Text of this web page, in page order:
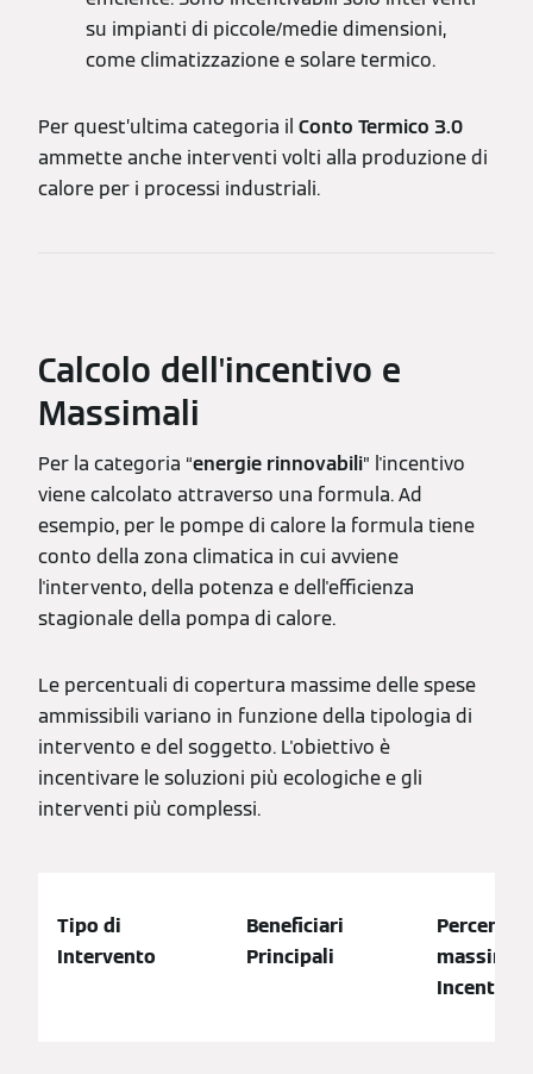
su impianti di piccole/medie dimensioni,
come climatizzazione e solare termico.
Per quest’ultima categoria il Conto Termico 3.0
ammette anche interventi volti alla produzione di
calore per i processi industriali.
Calcolo dell'incentivo e
Massimali
Per la categoria “energie rinnovabili” l'incentivo
viene calcolato attraverso una formula. Ad
esempio, per le pompe di calore la formula tiene
conto della zona climatica in cui avviene
l'intervento, della potenza e dell'efficienza
stagionale della pompa di calore.
Le percentuali di copertura massime delle spese
ammissibili variano in funzione della tipologia di
intervento e del soggetto. L'obiettivo è
incentivare le soluzioni più ecologiche e gli
interventi più complessi.
Tipo di
Intervento
Beneficiari
Principali
massima
Incentivo